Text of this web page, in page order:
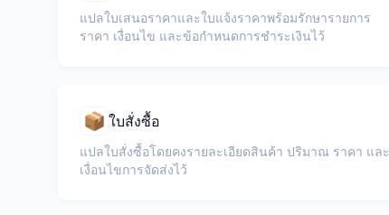
แปลใบเสนอราคาและใบแจ้งราคาพร้อมรักษารายการ
ราคา เงื่อนไข และข้อกำหนดการชำระเงินไว้
📦 ใบสั่งซื้อ
แปลใบสั่งซื้อโดยคงรายละเอียดสินค้า ปริมาณ ราคา และ
เงื่อนไขการจัดส่งไว้